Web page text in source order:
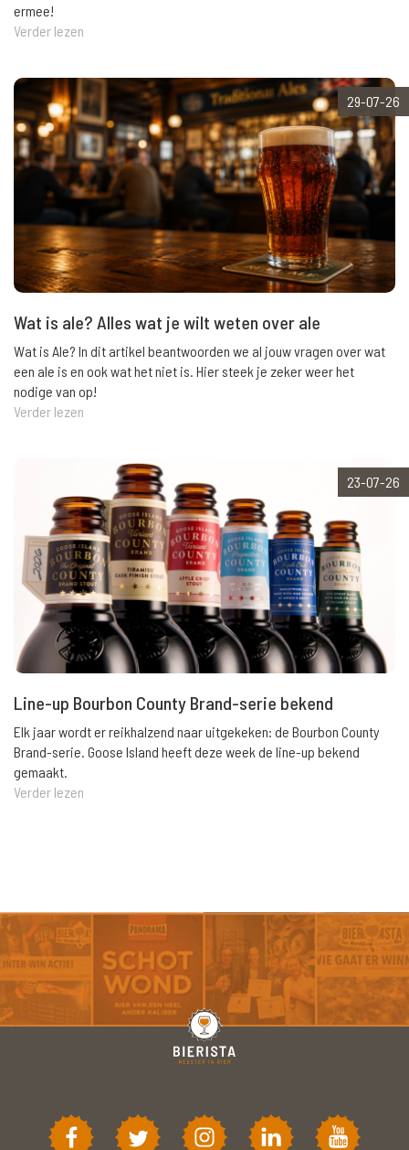
ermee!
Verder lezen
29-07-26
Wat is ale? Alles wat je wilt weten over ale
Wat is Ale? In dit artikel beantwoorden we al jouw vragen over wat
een ale is en ook wat het niet is. Hier steek je zeker weer het
nodige van op!
Verder lezen
23-07-26
Line-up Bourbon County Brand-serie bekend
Elk jaar wordt er reikhalzend naar uitgekeken: de Bourbon County
Brand-serie. Goose Island heeft deze week de line-up bekend
gemaakt.
Verder lezen